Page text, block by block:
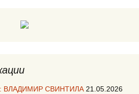
ВЛАДИМИР СВИНТИЛА 21.05.2026